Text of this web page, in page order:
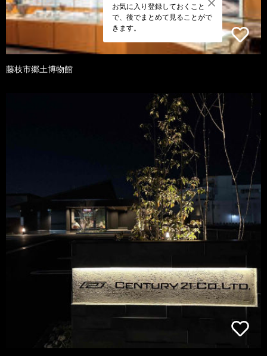
お気に入り登録しておくこと
で、後でまとめて見ることがで
きます。
藤枝市郷土博物館